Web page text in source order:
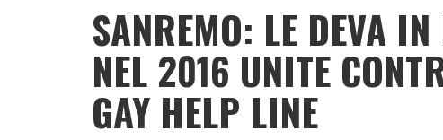
SANREMO: LE DEVA
NEL 2016 UNITE
GAY HELP LINE